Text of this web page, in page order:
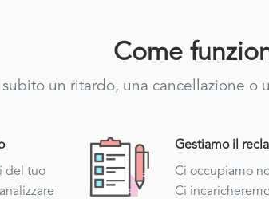
Come
un ritardo, una cancellazione o
del tuo
Gestiamo il
Ci occupiamo
Ci